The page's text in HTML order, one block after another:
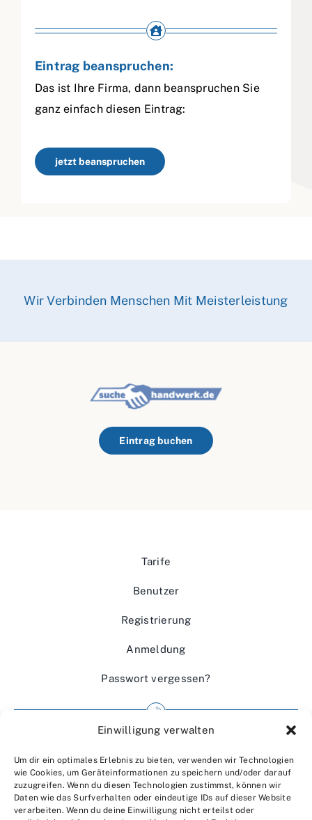
Einwilligung verwalten
Um dir ein optimales Erlebnis zu bieten, verwenden wir Technologien
wie Cookies, um Geräteinformationen zu speichern und/oder darauf
zuzugreifen. Wenn du diesen Technologien zustimmst, können wir
Daten wie das Surfverhalten oder eindeutige IDs auf dieser Website
verarbeiten. Wenn du deine Einwilligung nicht erteilst oder
Eintrag beanspruchen:
Das ist Ihre Firma, dann beanspruchen Sie
ganz einfach diesen Eintrag:
jetzt beanspruchen
Wir Verbinden Menschen Mit Meisterleistung
Eintrag buchen
Tarife
Benutzer
Registrierung
Anmeldung
Passwort vergessen?
Wir über uns
Kontakt